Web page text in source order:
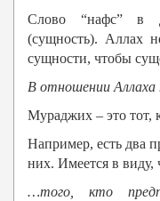
Слово “нафс” в
(сущность). Аллах
сущности, чтобы
В отношении Аллаха
Мураджих – это тот,
Например, есть два
них. Имеется в виду,
…того, кто